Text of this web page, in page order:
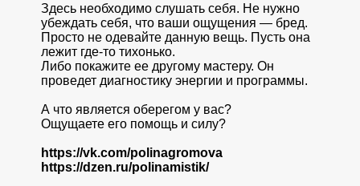
Здесь необходимо слушать себя. Не нужно
убеждать себя, что ваши ощущения — бред.
Просто не одевайте данную вещь. Пусть она
лежит где-то тихонько.
Либо покажите ее другому мастеру. Он
проведет диагностику энергии и программы.
А что является оберегом у вас?
Ощущаете его помощь и силу?
https://vk.com/polinagromova
https://dzen.ru/polinamistik/